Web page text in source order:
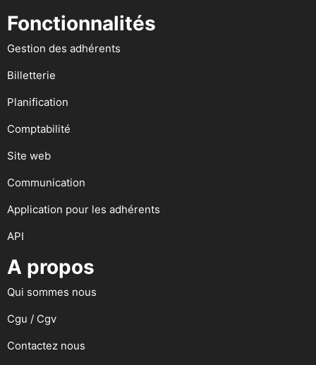
Fonctionnalités
Gestion des adhérents
Billetterie
Planification
Comptabilité
Site web
Communication
Application pour les adhérents
API
A propos
Qui sommes nous
Cgu / Cgv
Contactez nous